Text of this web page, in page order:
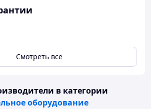
Смотреть всё
в категории
оборудование